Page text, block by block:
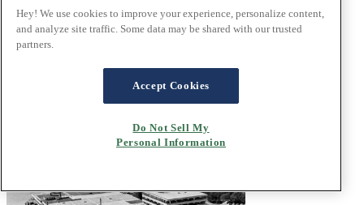
To learn more about the diverse and inclusive work culture we
cultivate, we share some heartwarming stories and impactful
initiatives that make Stressless a beacon of unity.
Hey! We use cookies to improve your experience, personalize content,
and analyze site traffic. Some data may be shared with our trusted
partners.
Accept Cookies
Do Not Sell My
Personal Information